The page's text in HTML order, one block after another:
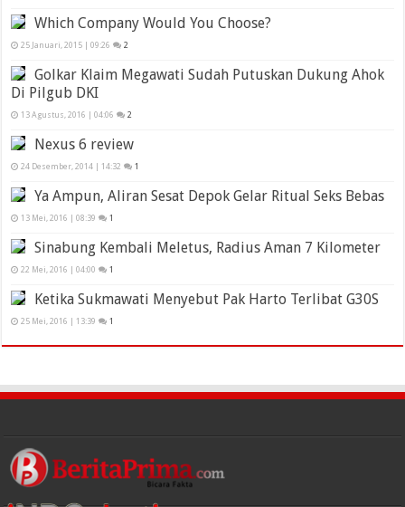
Which Company Would You Choose?
25 Januari, 2015 | 09:26 2
Golkar Klaim Megawati Sudah Putuskan Dukung Ahok
Di Pilgub DKI
13 Agustus, 2016 | 04:06 2
Nexus 6 review
24 Desember, 2014 | 14:32 1
Ya Ampun, Aliran Sesat Depok Gelar Ritual Seks Bebas
13 Mei, 2016 | 08:39 1
Sinabung Kembali Meletus, Radius Aman 7 Kilometer
22 Mei, 2016 | 04:00 1
Ketika Sukmawati Menyebut Pak Harto Terlibat G30S
25 Mei, 2016 | 13:39 1